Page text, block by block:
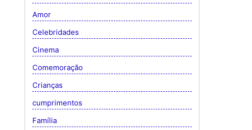
Amor
Celebridades
Cinema
Comemoração
Crianças
cumprimentos
Família